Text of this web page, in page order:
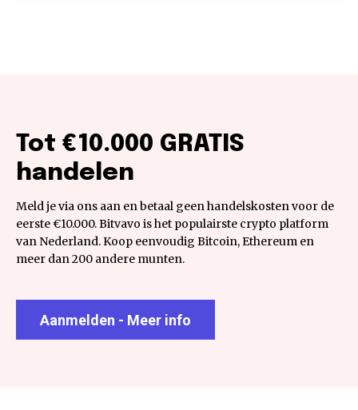
Tot €10.000 GRATIS
handelen
Meld je via ons aan en betaal geen handelskosten voor de
eerste €10.000. Bitvavo is het populairste crypto platform
van Nederland. Koop eenvoudig Bitcoin, Ethereum en
meer dan 200 andere munten.
Aanmelden - Meer info